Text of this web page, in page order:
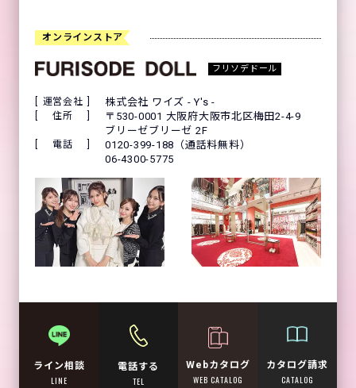
オンラインストア
フリソデドール
運営会社 株式会社 ワイズ - Y's -
住所
〒530-0001 大阪府大阪市北区梅田2-4-9
ブリーゼブリーゼ 2F
電話
0120-399-188（通話料無料）
06-4300-5775
ライン相談
LINE
電話する
TEL
Webカタログ
WEB CATALOG
カタログ請求
CATALOG